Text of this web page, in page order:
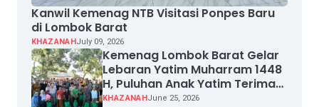
Kanwil Kemenag NTB Visitasi Ponpes Baru
di Lombok Barat
KHAZANAHJuly 09, 2026
Kemenag Lombok Barat Gelar
Lebaran Yatim Muharram 1448
H, Puluhan Anak Yatim Terima
Santunan
KHAZANAHJune 25, 2026